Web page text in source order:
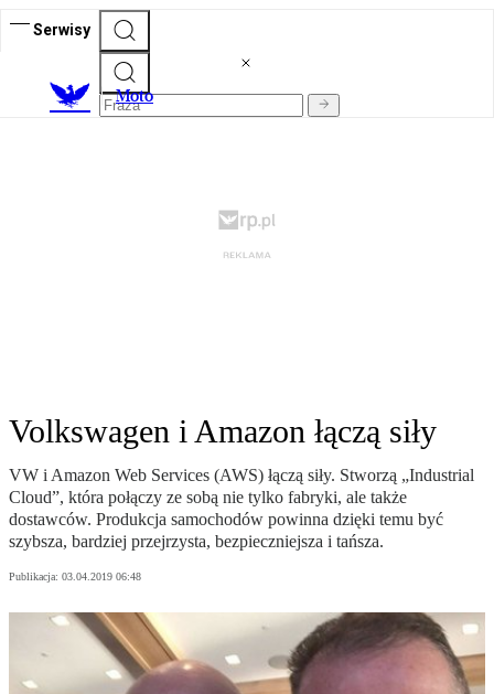
Serwisy
Moto
Volkswagen i Amazon łączą siły
VW i Amazon Web Services (AWS) łączą siły. Stworzą „Industrial
Cloud”, która połączy ze sobą nie tylko fabryki, ale także
dostawców. Produkcja samochodów powinna dzięki temu być
szybsza, bardziej przejrzysta, bezpieczniejsza i tańsza.
Publikacja: 03.04.2019 06:48